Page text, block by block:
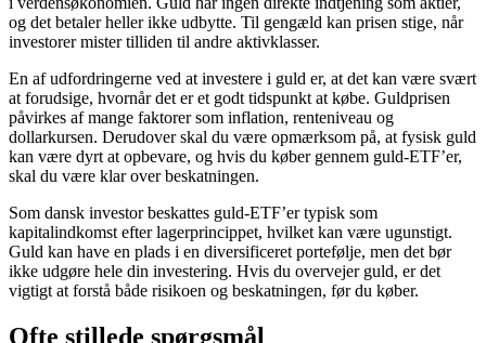
og det betaler heller ikke udbytte. Til gengæld kan prisen stige, når
investorer mister tilliden til andre aktivklasser.
En af udfordringerne ved at investere i guld er, at det kan være svært
at forudsige, hvornår det er et godt tidspunkt at købe. Guldprisen
påvirkes af mange faktorer som inflation, renteniveau og
dollarkursen. Derudover skal du være opmærksom på, at fysisk guld
kan være dyrt at opbevare, og hvis du køber gennem guld-ETF’er,
skal du være klar over beskatningen.
Som dansk investor beskattes guld-ETF’er typisk som
kapitalindkomst efter lagerprincippet, hvilket kan være ugunstigt.
Guld kan have en plads i en diversificeret portefølje, men det bør
ikke udgøre hele din investering. Hvis du overvejer guld, er det
vigtigt at forstå både risikoen og beskatningen, før du køber.
Ofte stillede spørgsmål